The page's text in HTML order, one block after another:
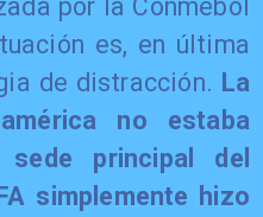
por la Conmebol
es, en última
de distracción. La
no estaba
principal del
simplemente hizo